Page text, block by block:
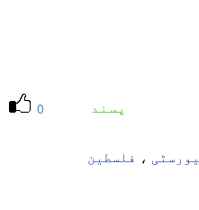
0 پسند
، فلسطین